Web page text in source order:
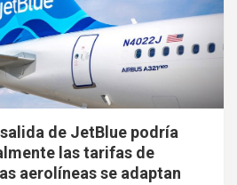
de JetBlue podría
las tarifas de
aerolíneas se adaptan